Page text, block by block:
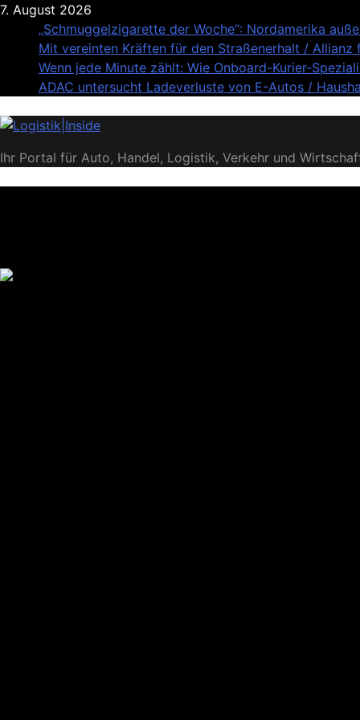
Skip
content
7. August 2026
„Schmuggelzigarette der Woche“: Nordamerika
Mit vereinten Kräften für den Straßenerhalt / Allianz
Wenn jede Minute zählt: Wie Onboard-Kurier-
ADAC untersucht Ladeverluste von E-Autos /
Logistik|Inside
Ihr Portal für Auto, Handel, Logistik, Verkehr und